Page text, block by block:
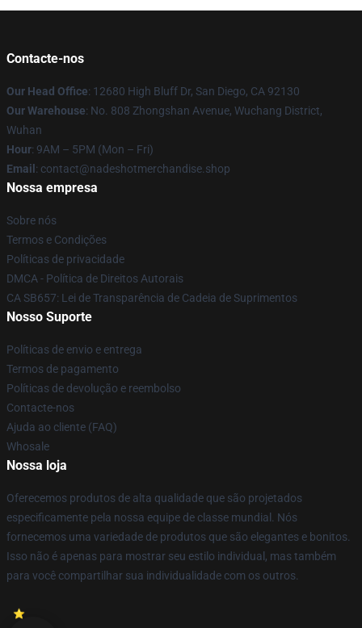
Contacte-nos
Our Head Office: 12680 High Bluff Dr, San Diego, CA 92130
Our Warehouse: No. 808 Zhongshan Avenue, Wuchang District,
Wuhan
Hour: 9AM – 5PM (Mon – Fri)
Email : contact@nadeshotmerchandise.shop
Nossa empresa
Sobre nós
Termos e Condições
Políticas de privacidade
DMCA - Política de Direitos Autorais
CA SB657: Lei de Transparência de Cadeia de Suprimentos
Nosso Suporte
Políticas de envio e entrega
Termos de pagamento
Políticas de devolução e reembolso
Contacte-nos
Ajuda ao cliente (FAQ)
Whosale
Nossa loja
Oferecemos produtos de alta qualidade que são projetados
especificamente pela nossa equipe de classe mundial. Nós
fornecemos uma variedade de produtos que são elegantes e bonitos.
Isso não é apenas para mostrar seu estilo individual, mas também
para você compartilhar sua individualidade com os outros.